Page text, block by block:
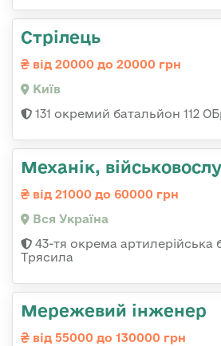
Стрілець
від 20000 до 20000 грн
Київ
131 окремий батальйон 112
Механік,
від 21000 до 60000 грн
Вся Україна
43-тя окрема артилерійська
Трясила
Мережевий інженер
від 55000 до 130000 грн